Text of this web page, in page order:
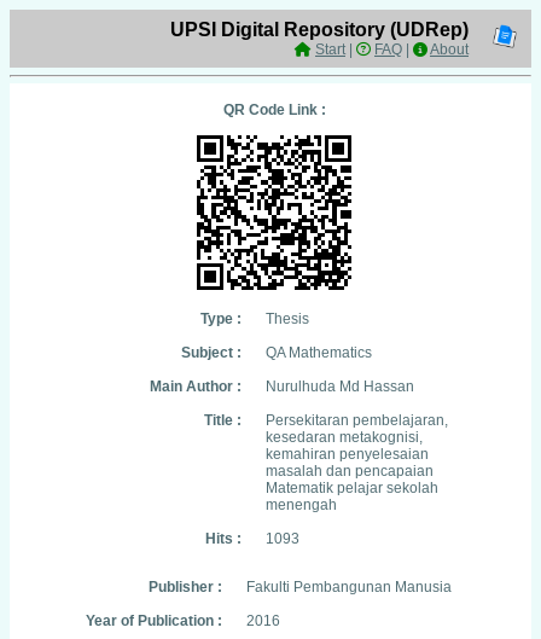
UPSI Digital Repository (UDRep)
Start| FAQ About
QR Code Link :
Type :
Thesis
Subject :
QA Mathematics
Main Author :
Nurulhuda Md Hassan
Title :
Persekitaran pembelajaran,
kesedaran metakognisi,
kemahiran penyelesaian
masalah dan pencapaian
Matematik pelajar sekolah
menengah
Hits :
1093
Publisher :
Fakulti Pembangunan Manusia
Year of Publication :
2016